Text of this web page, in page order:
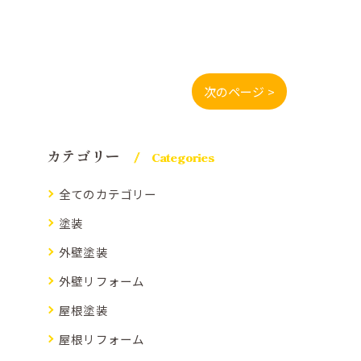
次のページ >
カテゴリー Categories
全てのカテゴリー
塗装
外壁塗装
外壁リフォーム
屋根塗装
屋根リフォーム